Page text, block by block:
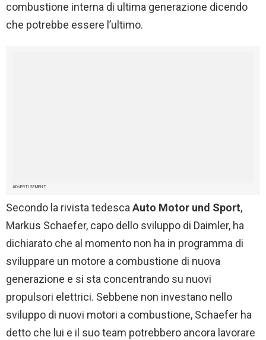
combustione interna di ultima generazione dicendo
che potrebbe essere l’ultimo.
ADVERTISEMENT
Secondo la rivista tedescaAuto Motor und Sport,
Markus Schaefer, capo dello sviluppo di Daimler, ha
dichiarato che al momento non ha in programma di
sviluppare un motore a combustione di nuova
generazione e si sta concentrando su nuovi
propulsori elettrici. Sebbene non investano nello
sviluppo di nuovi motori a combustione, Schaefer ha
detto che lui e il suo team potrebbero ancora lavorare